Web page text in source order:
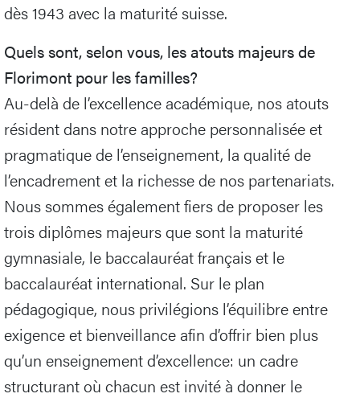
dès 1943 avec la maturité suisse.
Quels sont, selon vous, les atouts majeurs de
Florimont pour les familles?
Au-delà de l’excellence académique, nos atouts
résident dans notre approche personnalisée et
pragmatique de l’enseignement, la qualité de
l’encadrement et la richesse de nos partenariats.
Nous sommes également fiers de proposer les
trois diplômes majeurs que sont la maturité
gymnasiale, le baccalauréat français et le
baccalauréat international. Sur le plan
pédagogique, nous privilégions l’équilibre entre
exigence et bienveillance afin d’offrir bien plus
qu’un enseignement d’excellence: un cadre
structurant où chacun est invité à donner le